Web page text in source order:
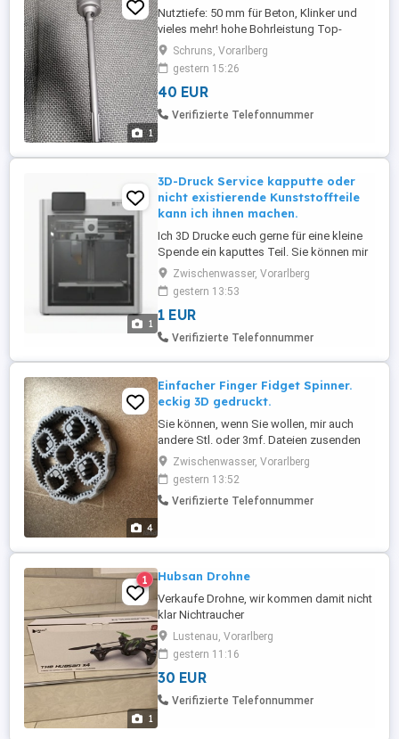
1
Nutztiefe: 50 mm für Beton, Klinker und
vieles mehr! hohe Bohrleistung Top-
Qualität Beschreibung Bohrkrone für
Bohrhammer mit SDS Aufnahme: für
Beton, Mauerwerk, Naturstein, Klinker usw.
Eigenschaften/Vorteile: - hohe
Bohrleistung (Vortrieb) - hohe Stabilität -
Schruns, Vorarlberg
gestern 15:26
40 EUR
Verifizierte Telefonnummer
1
3D-Druck Service kapputte oder
nicht existierende Kunststoffteile
kann ich ihnen machen.
Ich 3D Drucke euch gerne für eine kleine
Spende ein kaputtes Teil. Sie können mir
auch ihre Stl oder 3mf Datei mir einfach
zusenden die ich für sie ausdrucken soll.
Hier sind ein paar 3d Modelle Plattformen
wo sie vorbei schauen können.
makerworld.com, printables.com und
Zwischenwasser, Vorarlberg
gestern 13:53
1 EUR
Verifizierte Telefonnummer
4
Einfacher Finger Fidget Spinner.
eckig 3D gedruckt.
Sie können, wenn Sie wollen, mir auch
andere Stl. oder 3mf. Dateien zusenden
und ich drucke sie dann für Sie aus.
Zwischenwasser, Vorarlberg
gestern 13:52
Verifizierte Telefonnummer
1
1 Hubsan Drohne
Verkaufe Drohne, wir kommen damit nicht
klar Nichtraucher
Lustenau, Vorarlberg
gestern 11:16
30 EUR
Verifizierte Telefonnummer